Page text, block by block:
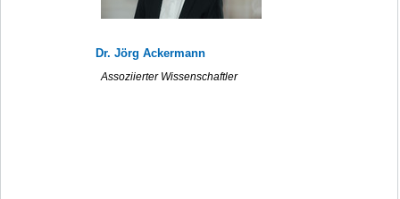
Dr. Jörg Ackermann
Assoziierter Wissenschaftler